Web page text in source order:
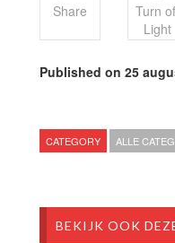
Share
Turn
Light
Published on 25
CATEGORY ALLE
BEKIJK OOK